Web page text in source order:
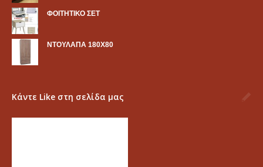
ΦΟΙΤΗΤΙΚΟ ΣΕΤ
ΝΤΟΥΛΑΠΑ 180Χ80
Κάντε Like στη σελίδα μας